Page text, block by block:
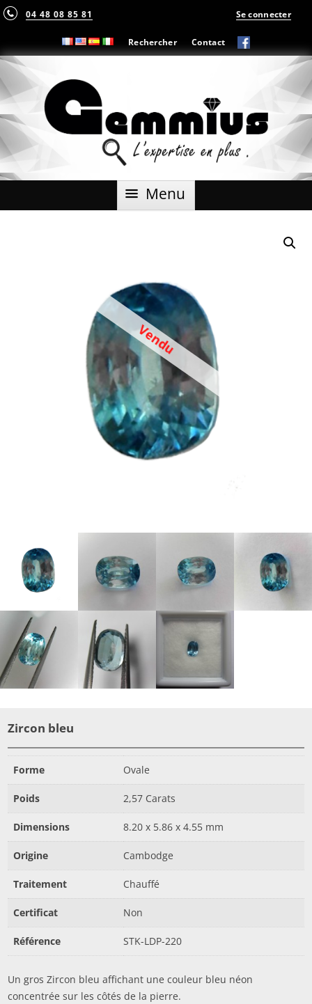
04 48 08 85 81
Rechercher Contact
Se connecter
Menu Aller
Vendu
Zircon bleu
Forme Ovale
Poids 2,57 Carats
Dimensions 8.20 x 5.86 x 4.55 mm
Origine Cambodge
Traitement Chauffé
Certificat Non
Référence STK-LDP-220
Un gros Zircon bleu affichant une couleur bleu néon
concentrée sur les côtés de la pierre.